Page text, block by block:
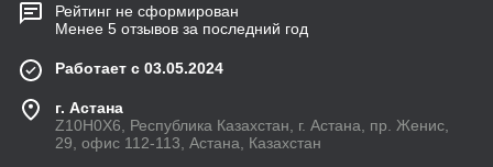
Рейтинг не сформирован
Менее 5 отзывов за последний год
Работает с 03.05.2024
г. Астана
Z10H0X6, Республика Казахстан, г. Астана, пр. Женис,
29, офис 112-113, Астана, Казахстан